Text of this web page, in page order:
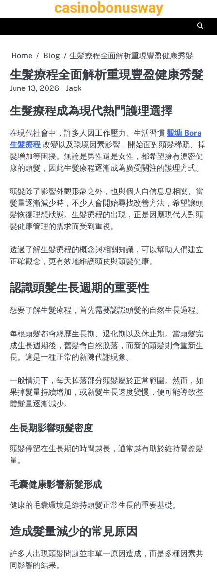
to
casinobonusway
Home Blog 生髮療程全面解析重現豐盈健康秀髮
生髮療程全面解析重現豐盈健康秀髮
June 13, 2026 Jack
生髮療程成為現代熱門護理選擇
在現代社會中，許多人因工作壓力、生活習慣 觀塘 Bora
生髮療程 改變以及環境因素影響，開始面對頭髮稀疏、掉
髮增加等困擾。無論是男性還是女性，都希望擁有濃密健
康的頭髮，因此生髮療程逐漸成為廣受關注的護理方式。
頭髮除了影響外觀形象之外，也與個人自信息息相關。當
髮量逐漸減少時，不少人會開始尋找改善方法，希望讓頭
髮恢復理想狀態。生髮療程的出現，正是因應現代人對頭
髮健康管理的需求而受到重視。
透過了解生髮療程的概念與相關知識，可以幫助人們建立
正確觀念，更有效地維護頭皮與頭髮健康。
認識頭髮生長週期的重要性
想要了解生髮療程，首先需要認識頭髮的自然生長過程。
每根頭髮都會經歷生長期、退化期以及休止期。當頭髮完
成生長週期後，舊髮會自然脫落，而新的頭髮則會重新生
長。這是一種正常的新陳代謝現象。
一般情況下，每天掉落部分頭髮屬於正常範圍。然而，如
果掉髮量持續增加，或新髮生長速度變慢，便可能導致整
體髮量逐漸減少。
生長期影響頭髮密度
頭髮停留在生長期的時間越長，通常越有助於維持豐盈髮
量。
毛囊健康影響新髮形成
健康的毛囊環境是維持頭髮正常生長的重要基礎。
造成髮量減少的常見原因
許多人出現頭髮問題並非單一原因造成，而是多種因素共
同影響的結果。